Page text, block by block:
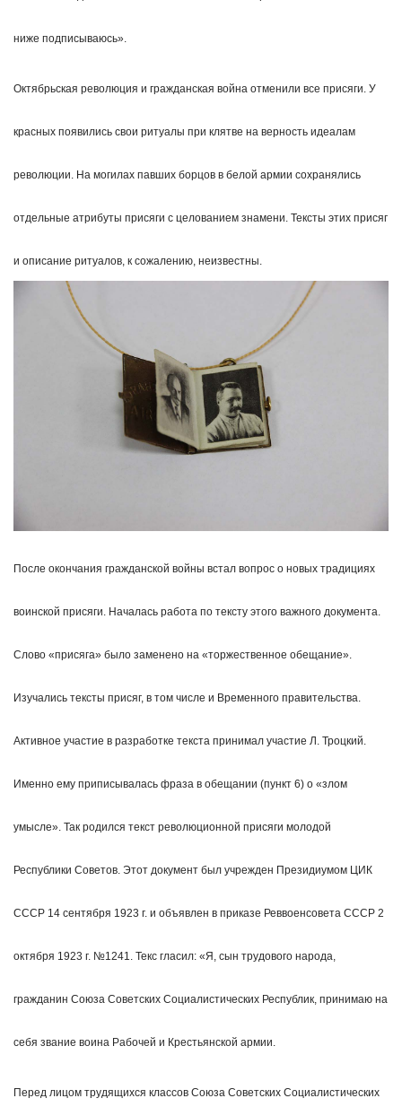
ниже подписываюсь».
Октябрьская революция и гражданская война отменили все присяги. У
красных появились свои ритуалы при клятве на верность идеалам
революции. На могилах павших борцов в белой армии сохранялись
отдельные атрибуты присяги с целованием знамени. Тексты этих присяг
и описание ритуалов, к сожалению, неизвестны.
После окончания гражданской войны встал вопрос о новых традициях
воинской присяги. Началась работа по тексту этого важного документа.
Слово «присяга» было заменено на «торжественное обещание».
Изучались тексты присяг, в том числе и Временного правительства.
Активное участие в разработке текста принимал участие Л. Троцкий.
Именно ему приписывалась фраза в обещании (пункт 6) о «злом
умысле». Так родился текст революционной присяги молодой
Республики Советов. Этот документ был учрежден Президиумом ЦИК
СССР 14 сентября 1923 г. и объявлен в приказе Реввоенсовета СССР 2
октября 1923 г. №1241. Текс гласил: «Я, сын трудового народа,
гражданин Сою­за Советских Социалистических Республик, принимаю на
себя звание воина Рабочей и Крестьянской армии.
Перед лицом трудящихся классов Союза Советских Социалистических